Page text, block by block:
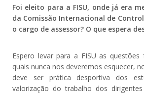
Foi eleito para a FISU, onde já era
da Comissão Internacional de
o cargo de assessor? O que espera
Espero levar para a FISU as questões
quais nunca nos deveremos esquecer,
deve ser prática desportiva dos
valorização do trabalho dos